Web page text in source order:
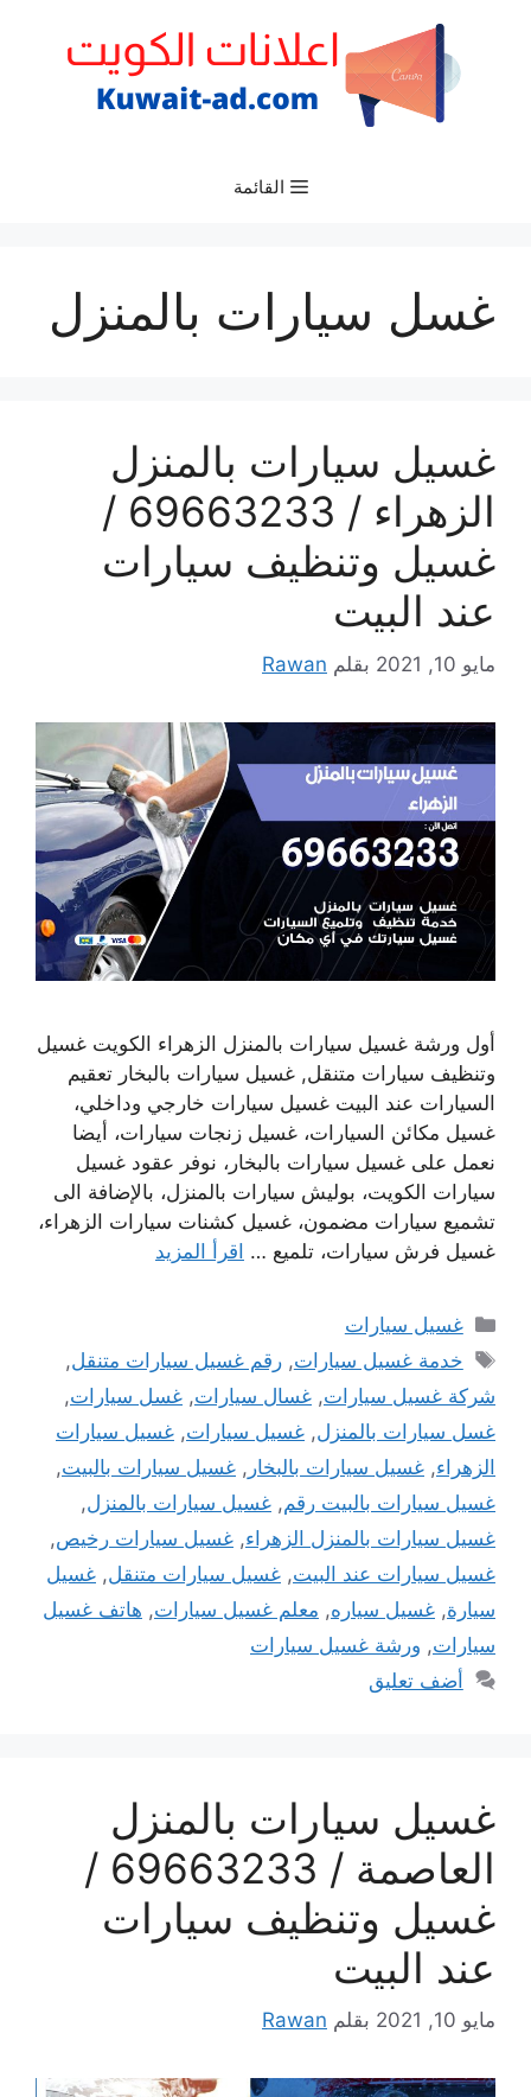
القائمة
غسل سيارات بالمنزل
غسيل سيارات بالمنزل
الزهراء / 69663233 /
غسيل وتنظيف سيارات
عند البيت
مايو 10, 2021 بقلم Rawan
أول ورشة غسيل سيارات بالمنزل الزهراء الكويت غسيل
وتنظيف سيارات متنقل, غسيل سيارات بالبخار تعقيم
السيارات عند البيت غسيل سيارات خارجي وداخلي،
غسيل مكائن السيارات، غسيل زنجات سيارات، أيضا
نعمل على غسيل سيارات بالبخار، نوفر عقود غسيل
سيارات الكويت، بوليش سيارات بالمنزل، بالإضافة الى
تشميع سيارات مضمون، غسيل كشنات سيارات الزهراء،
غسيل فرش سيارات، تلميع … اقرأ المزيد
التصنيفات
غسيل سيارات
الوسوم
خدمة غسيل سيارات,رقم غسيل سيارات متنقل,
شركة غسيل سيارات, غسال سيارات, غسل سيارات,
غسل سيارات بالمنزل, غسيل سيارات, غسيل سيارات
الزهراء, غسيل سيارات بالبخار , غسيل سيارات بالبيت,
غسيل سيارات بالبيت رقم, غسيل سيارات بالمنزل,
غسيل سيارات بالمنزل الزهراء, غسيل سيارات رخيص,
غسيل سيارات عند البيت, غسيل سيارات متنقل, غسيل
سيارة, غسيل سياره, معلم غسيل سيارات, هاتف غسيل
سيارات, ورشة غسيل سيارات
أضف تعليق
غسيل سيارات بالمنزل
العاصمة / 69663233 /
غسيل وتنظيف سيارات
عند البيت
مايو 10, 2021 بقلم Rawan